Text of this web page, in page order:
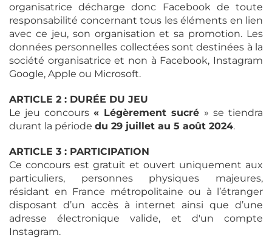
organisatrice décharge donc Facebook de toute
responsabilité concernant tous les éléments en lien
avec ce jeu, son organisation et sa promotion. Les
données personnelles collectées sont destinées à la
société organisatrice et non à Facebook, Instagram
Google, Apple ou Microsoft.
ARTICLE 2 : DURÉE DU JEU
Le jeu concours « Légèrement sucré » se tiendra
durant la période du 29 juillet au 5 août 2024.
ARTICLE 3 : PARTICIPATION
Ce concours est gratuit et ouvert uniquement aux
particuliers, personnes physiques majeures,
résidant en France métropolitaine ou à l’étranger
disposant d’un accès à internet ainsi que d’une
adresse électronique valide, et d'un compte
Instagram.